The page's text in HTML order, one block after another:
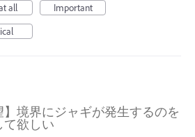
all
Important
】境界にジャギが発生するのを
て欲しい